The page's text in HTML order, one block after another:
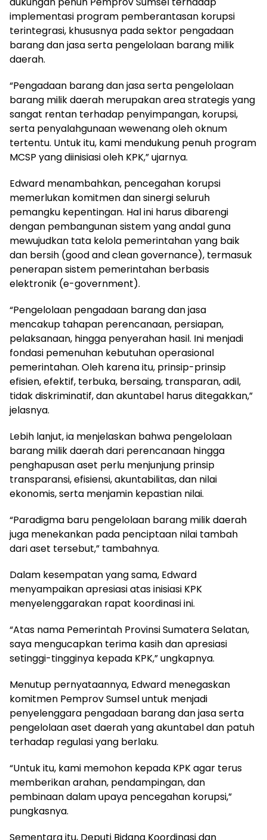
implementasi program pemberantasan korupsi
terintegrasi, khususnya pada sektor pengadaan
barang dan jasa serta pengelolaan barang milik
daerah.
“Pengadaan barang dan jasa serta pengelolaan
barang milik daerah merupakan area strategis yang
sangat rentan terhadap penyimpangan, korupsi,
serta penyalahgunaan wewenang oleh oknum
tertentu. Untuk itu, kami mendukung penuh program
MCSP yang diinisiasi oleh KPK,” ujarnya.
Edward menambahkan, pencegahan korupsi
memerlukan komitmen dan sinergi seluruh
pemangku kepentingan. Hal ini harus dibarengi
dengan pembangunan sistem yang andal guna
mewujudkan tata kelola pemerintahan yang baik
dan bersih (good and clean governance), termasuk
penerapan sistem pemerintahan berbasis
elektronik (e-government).
“Pengelolaan pengadaan barang dan jasa
mencakup tahapan perencanaan, persiapan,
pelaksanaan, hingga penyerahan hasil. Ini menjadi
fondasi pemenuhan kebutuhan operasional
pemerintahan. Oleh karena itu, prinsip-prinsip
efisien, efektif, terbuka, bersaing, transparan, adil,
tidak diskriminatif, dan akuntabel harus ditegakkan,”
jelasnya.
Lebih lanjut, ia menjelaskan bahwa pengelolaan
barang milik daerah dari perencanaan hingga
penghapusan aset perlu menjunjung prinsip
transparansi, efisiensi, akuntabilitas, dan nilai
ekonomis, serta menjamin kepastian nilai.
“Paradigma baru pengelolaan barang milik daerah
juga menekankan pada penciptaan nilai tambah
dari aset tersebut,” tambahnya.
Dalam kesempatan yang sama, Edward
menyampaikan apresiasi atas inisiasi KPK
menyelenggarakan rapat koordinasi ini.
“Atas nama Pemerintah Provinsi Sumatera Selatan,
saya mengucapkan terima kasih dan apresiasi
setinggi-tingginya kepada KPK,” ungkapnya.
Menutup pernyataannya, Edward menegaskan
komitmen Pemprov Sumsel untuk menjadi
penyelenggara pengadaan barang dan jasa serta
pengelolaan aset daerah yang akuntabel dan patuh
terhadap regulasi yang berlaku.
“Untuk itu, kami memohon kepada KPK agar terus
memberikan arahan, pendampingan, dan
pembinaan dalam upaya pencegahan korupsi,”
pungkasnya.